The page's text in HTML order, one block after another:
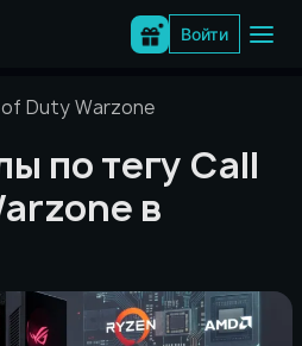
Войти
Duty Warzone
по тегу Call
в